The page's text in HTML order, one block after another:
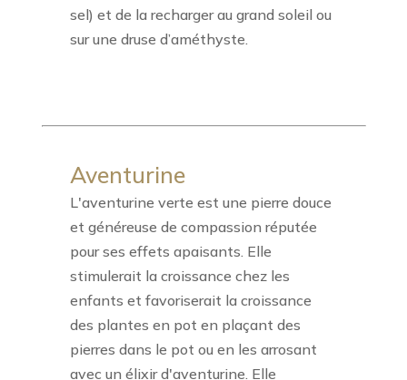
sel) et de la recharger au grand soleil ou
sur une druse d’améthyste.
Aventurine
L'aventurine verte est une pierre douce
et généreuse de compassion réputée
pour ses effets apaisants. Elle
stimulerait la croissance chez les
enfants et favoriserait la croissance
des plantes en pot en plaçant des
pierres dans le pot ou en les arrosant
avec un élixir d'aventurine. Elle